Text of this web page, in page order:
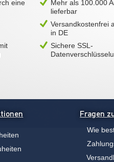
eine
Mehr als 100.000
lieferbar
Versandkostenfrei
in DE
Sichere SSL-
Fragen
Wie